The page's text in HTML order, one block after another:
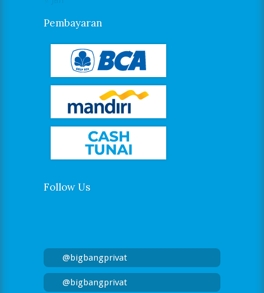
Pembayaran
Follow Us
@bigbangprivat
@bigbangprivat